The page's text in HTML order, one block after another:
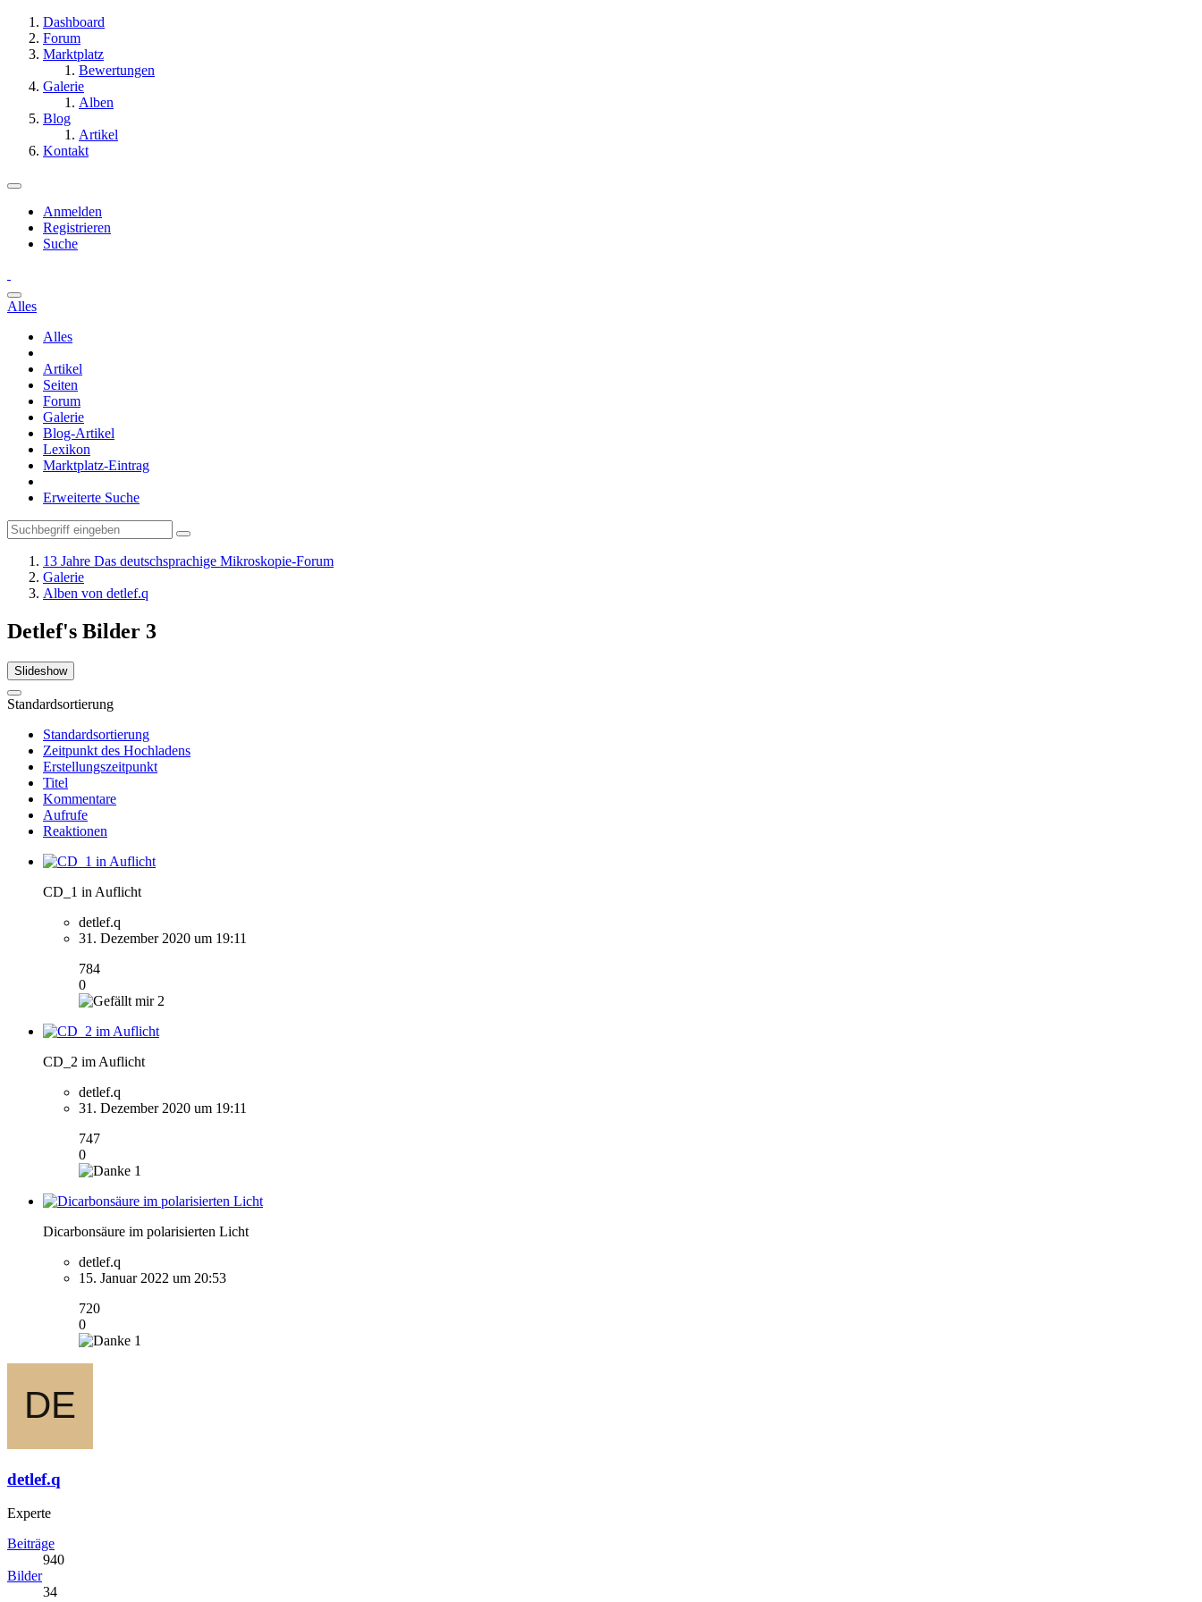
Dashboard
Forum
Marktplatz
Bewertungen
Galerie
Alben
Blog
Artikel
Kontakt
Anmelden
Registrieren
Suche
Alles
Alles
Artikel
Seiten
Forum
Galerie
Blog-Artikel
Lexikon
Marktplatz-Eintrag
Erweiterte Suche
13 Jahre Das deutschsprachige Mikroskopie-Forum
Galerie
Alben von detlef.q
Detlef's Bilder 3
Slideshow
Standardsortierung
Standardsortierung
Zeitpunkt des Hochladens
Erstellungszeitpunkt
Titel
Kommentare
Aufrufe
Reaktionen
CD_1 in Auflicht
detlef.q
31. Dezember 2020 um 19:11
784
0
2
CD_2 im Auflicht
detlef.q
31. Dezember 2020 um 19:11
747
0
1
Dicarbonsäure im polarisierten Licht
detlef.q
15. Januar 2022 um 20:53
720
0
1
detlef.q
Experte
Beiträge
940
Bilder
34